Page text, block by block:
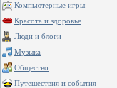
Компьютерные игры
Красота и здоровье
Люди и блоги
Музыка
Общество
Путешествия и события